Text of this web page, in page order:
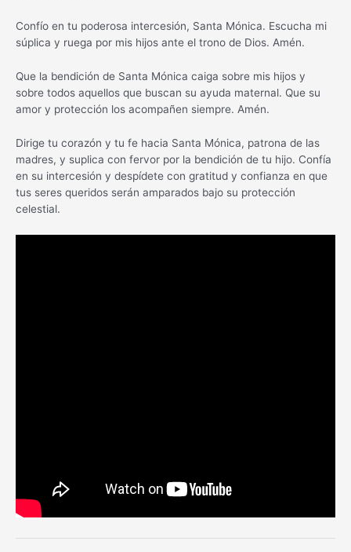
Confío en tu poderosa intercesión, Santa Mónica. Escucha mi
súplica y ruega por mis hijos ante el trono de Dios. Amén.
Que la bendición de Santa Mónica caiga sobre mis hijos y
sobre todos aquellos que buscan su ayuda maternal. Que su
amor y protección los acompañen siempre. Amén.
Dirige tu corazón y tu fe hacia Santa Mónica, patrona de las
madres, y suplica con fervor por la bendición de tu hijo. Confía
en su intercesión y despídete con gratitud y confianza en que
tus seres queridos serán amparados bajo su protección
celestial.